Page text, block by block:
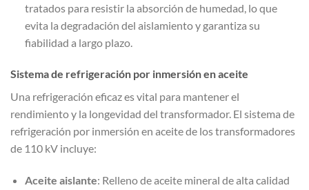
tratados para resistir la absorción de humedad, lo que
evita la degradación del aislamiento y garantiza su
fiabilidad a largo plazo.
Sistema de refrigeración por inmersión en aceite
Una refrigeración eficaz es vital para mantener el
rendimiento y la longevidad del transformador. El sistema de
refrigeración por inmersión en aceite de los transformadores
de 110 kV incluye:
Aceite aislante: Relleno de aceite mineral de alta calidad